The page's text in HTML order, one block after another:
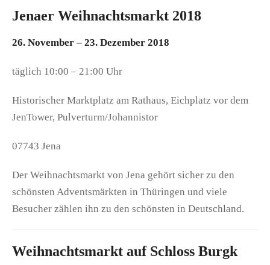
Jenaer Weihnachtsmarkt 2018
26. November – 23. Dezember 2018
täglich 10:00 – 21:00 Uhr
Historischer Marktplatz am Rathaus, Eichplatz vor dem
JenTower, Pulverturm/Johannistor
07743 Jena
Der Weihnachtsmarkt von Jena gehört sicher zu den
schönsten Adventsmärkten in Thüringen und viele
Besucher zählen ihn zu den schönsten in Deutschland.
Weihnachtsmarkt auf Schloss Burgk